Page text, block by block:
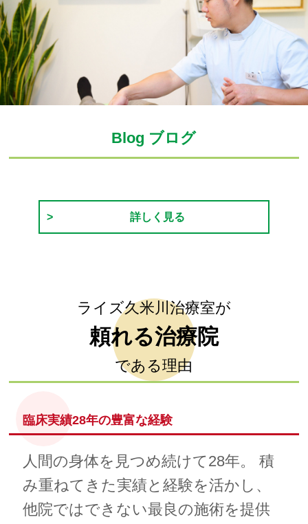
Blog ブログ
詳しく見る
ライズ久米川治療室が
頼れる治療院
である理由
臨床実績28年の豊富な経験
人間の身体を見つめ続けて28年。 積
み重ねてきた実績と経験を活かし、
他院ではできない最良の施術を提供